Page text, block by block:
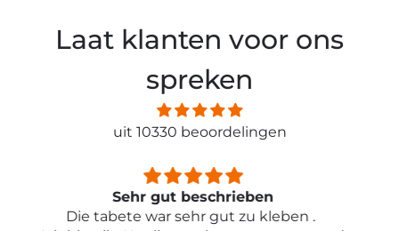
Laat klanten voor ons
spreken
uit 10330 beoordelingen
Sehr schön und von toller Qualität